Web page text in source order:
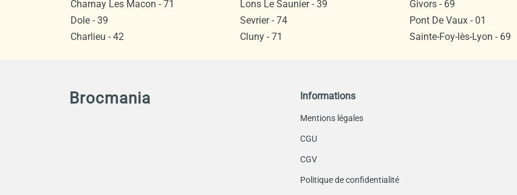
Charnay Les Macon - 71
Lons Le Saunier - 39 Givors - 69
Dole - 39
Sevrier - 74 Pont De Vaux - 01
Charlieu - 42
Cluny - 71 Sainte-Foy-lès-Lyon - 69
Brocmania Informations
Mentions légales
CGU
CGV
Politique de confidentialité